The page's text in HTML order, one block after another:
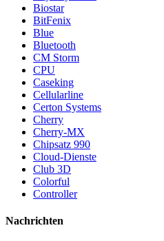
Biostar
BitFenix
Blue
Bluetooth
CM Storm
CPU
Caseking
Cellularline
Certon Systems
Cherry
Cherry-MX
Chipsatz 990
Cloud-Dienste
Club 3D
Colorful
Controller
Nachrichten